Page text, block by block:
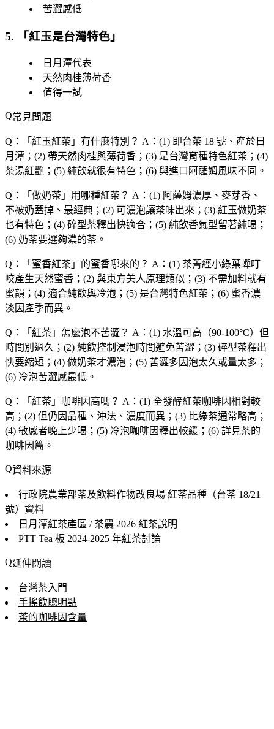
苦澀感低
5. 「紅玉是台灣特色 」
日月潭代表
天然肉桂薄荷香
值得一試
常見問題
Q：「 紅玉紅茶 」有什麼特別？ A：(1) 即台茶 18 號、產於日
月潭；(2) 帶天然肉桂與薄荷香；(3) 是台灣育種特色紅茶；(4)
茶湯紅艷；(5) 純飲就很有特色；(6) 與進口阿薩姆風味不同。
Q：「 做奶茶 」用哪種紅茶？ A：(1) 阿薩姆濃厚、麥芽香、
不被奶蓋掉、最經典；(2) 可濃泡讓茶味出來；(3) 紅玉做奶茶
也有特色；(4) 碎型茶釋出快適合；(5) 純飲香氣型留著純喝；
(6) 奶茶要選夠濃的茶。
Q：「 蜜香紅茶 」的蜜香哪來的？ A：(1) 茶菁經小綠葉蟬叮
咬產生天然蜜香；(2) 與東方美人原理類似；(3) 不需加料就有
蜜韻；(4) 適合純飲與冷泡；(5) 是台灣特色紅茶；(6) 蜜香濃
淡因產季而異。
Q：「 紅茶 」怎麼泡不苦澀？ A：(1) 水溫可高（90-100°C）但
時間別過久；(2) 純飲控制浸泡時間避免苦澀；(3) 碎型茶釋出
快要縮短；(4) 做奶茶才濃泡；(5) 苦澀多因泡太久或量太多；
(6) 冷泡苦澀感最低。
Q：「 紅茶 」咖啡因高嗎？ A：(1) 全發酵紅茶咖啡因相對較
高；(2) 但仍因品種、沖法、濃度而異；(3) 比綠茶通常略高；
(4) 敏感者晚上少喝；(5) 冷泡咖啡因釋出較緩；(6) 詳見茶的
咖啡因篇。
資料來源
行政院農業部茶及飲料作物改良場 紅茶品種（台茶 18/21
號）資料
日月潭紅茶產區 / 茶農 2026 紅茶說明
PTT Tea 板 2024-2025 年紅茶討論
延伸閱讀
台灣茶入門
手搖飲聰明點
茶的咖啡因含量